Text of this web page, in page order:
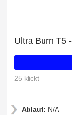
25 klickt
Ablauf: N/A